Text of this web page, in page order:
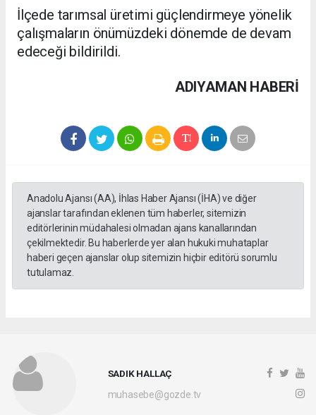
İlçede tarımsal üretimi güçlendirmeye yönelik
çalışmaların önümüzdeki dönemde de devam
edeceği bildirildi.
ADIYAMAN HABERİ
Anadolu Ajansı (AA), İhlas Haber Ajansı (İHA) ve diğer
ajanslar tarafından eklenen tüm haberler, sitemizin
editörlerinin müdahalesi olmadan ajans kanallarından
çekilmektedir. Bu haberlerde yer alan hukuki muhataplar
haberi geçen ajanslar olup sitemizin hiçbir editörü sorumlu
tutulamaz.
SADIK HALLAÇ
muhasebe@gozde.tv